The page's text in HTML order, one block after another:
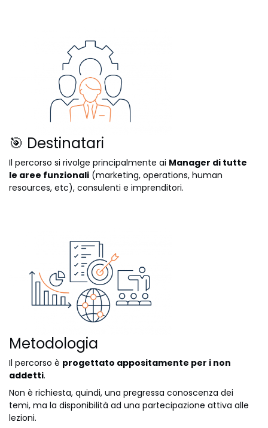
🎯 Destinatari
Il percorso si rivolge principalmente ai Manager di tutte
le aree funzionali (marketing, operations, human
resources, etc), consulenti e imprenditori.
Metodologia
Il percorso è progettato appositamente per i non
addetti.
Non è richiesta, quindi, una pregressa conoscenza dei
temi, ma la disponibilità ad una partecipazione attiva alle
lezioni.